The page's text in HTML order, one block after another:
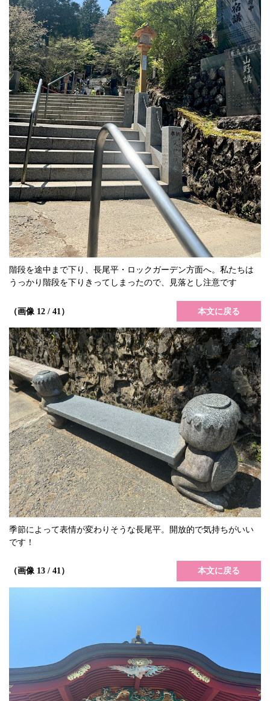
階段を途中まで下り、長尾平・ロックガーデン方面へ。私たちは
うっかり階段を下りきってしまったので、見落とし注意です
（画像 12 / 41） 本文に戻る
季節によって表情が変わりそうな長尾平。開放的で気持ちがいい
です！
（画像 13 / 41） 本文に戻る